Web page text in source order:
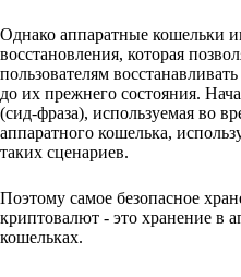
Однако аппаратные кошельки
восстановления, которая
пользователям
до их прежнего состояния.
(сид-фраза), используемая во
аппаратного кошелька,
таких сценариев.
Поэтому самое безопасное
криптовалют - это хранение в
кошельках.